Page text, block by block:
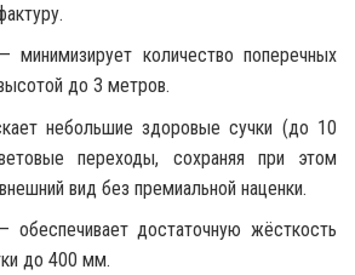
количество поперечных
до 3 метров.
небольшие здоровые сучки (до 10
переходы, сохраняя при этом
вид без премиальной наценки.
обеспечивает достаточную жёсткость
до 400 мм.